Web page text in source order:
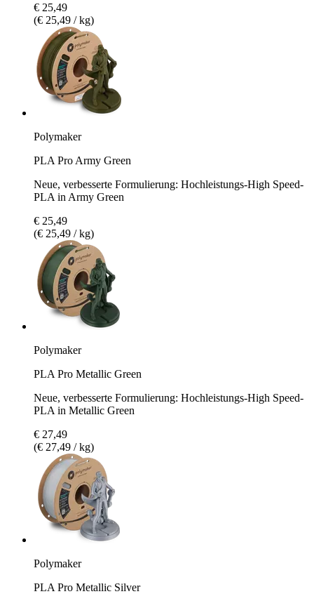
€ 25,49
(€ 25,49 / kg)
Polymaker
PLA Pro Army Green
Neue, verbesserte Formulierung: Hochleistungs-High Speed-
PLA in Army Green
€ 25,49
(€ 25,49 / kg)
Polymaker
PLA Pro Metallic Green
Neue, verbesserte Formulierung: Hochleistungs-High Speed-
PLA in Metallic Green
€ 27,49
(€ 27,49 / kg)
Polymaker
PLA Pro Metallic Silver